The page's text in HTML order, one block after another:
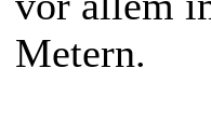
Metern.